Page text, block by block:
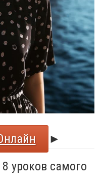
►
уроков самого